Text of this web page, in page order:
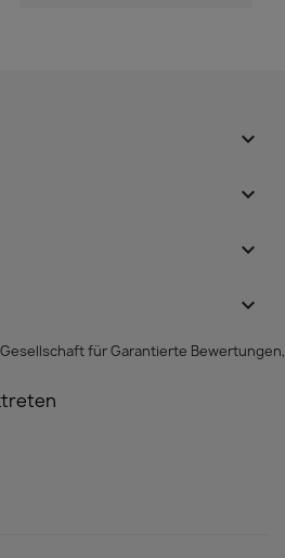



keyboard_arrow_down
für Garantierte Bewertungen,